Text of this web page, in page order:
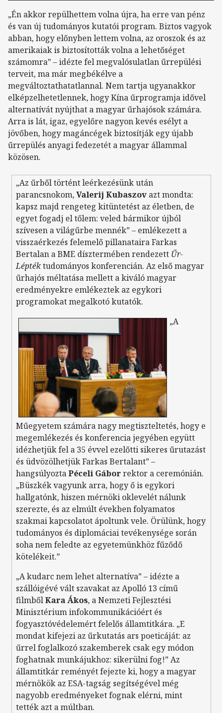
„Én akkor repülhettem volna újra, ha erre van pénz
és van új tudományos kutatói program. Biztos vagyok
abban, hogy előnyben lettem volna, az oroszok és az
amerikaiak is biztosították volna a lehetőséget
számomra” – idézte fel megvalósulatlan űrrepülési
terveit, ma már megbékélve a
megváltoztathatatlannal. Nem tartja ugyanakkor
elképzelhetetlennek, hogy Kína űrprogramja idővel
alternatívát nyújthat a magyar űrhajósok számára.
Arra is lát, igaz, egyelőre nagyon kevés esélyt a
jövőben, hogy magáncégek biztosítják egy újabb
űrrepülés anyagi fedezetét a magyar állammal
közösen.
„Az űrből történt leérkezésünk után
parancsnokom,Valerij Kubaszovazt mondta:
kapsz majd rengeteg kitüntetést az életben, de
egyet fogadj el tőlem: veled bármikor újból
szívesen a világűrbe mennék” – emlékezett a
visszaérkezés felemelő pillanataira Farkas
Bertalan a BME dísztermében rendezett Űr-
Léptéktudományos konferencián. Az első magyar
űrhajós méltatása mellett a kiváló magyar
eredményekre emlékeztek az egykori
programokat megalkotó kutatók.
„A
Műegyetem számára nagy megtiszteltetés, hogy e
megemlékezés és konferencia jegyében együtt
idézhetjük fel a 35 évvel ezelőtti sikeres űrutazást
és üdvözölhetjük Farkas Bertalant” –
hangsúlyoztaPéceli Gáborrektor a ceremónián.
„Büszkék vagyunk arra, hogy ő is egykori
hallgatónk, hiszen mérnöki oklevelét nálunk
szerezte, és az elmúlt években folyamatos
szakmai kapcsolatot ápoltunk vele. Örülünk, hogy
tudományos és diplomáciai tevékenysége során
soha nem feledte az egyetemünkhöz fűződő
kötelékeit.”
„A kudarc nem lehet alternatíva” – idézte a
szállóigévé vált szavakat az Apolló 13 című
filmbőlKara Ákos, a Nemzeti Fejlesztési
Minisztérium infokommunikációért és
fogyasztóvédelemért felelős államtitkára. „E
mondat kifejezi az űrkutatás ars poeticáját: az
űrrel foglalkozó szakemberek csak egy módon
foghatnak munkájukhoz: sikerülni fog!” Az
államtitkár reményét fejezte ki, hogy a magyar
mérnökök az ESA-tagság segítségével még
nagyobb eredményeket fognak elérni, mint
tették azt a múltban.